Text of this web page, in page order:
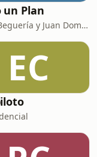
un Plan
Sergio Beguería y Juan Domínguez
EC